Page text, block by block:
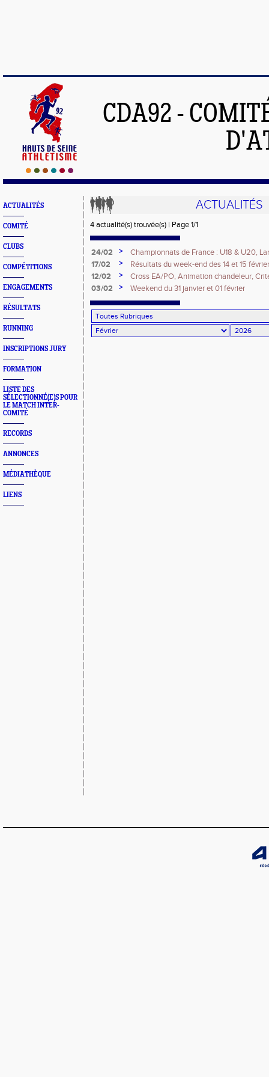
CDA92 -
ACTUALITÉS
COMITÉ
CLUBS
COMPÉTITIONS
ENGAGEMENTS
RÉSULTATS
RUNNING
INSCRIPTIONS JURY
FORMATION
LISTE DES
SÉLECTIONNÉ(E)S POUR
LE MATCH INTER-
COMITÉ
RECORDS
ANNONCES
MÉDIATHÈQUE
LIENS
ACTUALITÉS
4 actualité(s) trouvée(s) | Page 1/1
24/02 >
Championnats de France : U18 & U20,
17/02
>
Résultats du week-end des 14 et 15 février
12/02
>
Cross EA/PO, Animation chandeleur,
Championnats IDF CA/JU
03/02 > Weekend du 31 janvier et 01 février